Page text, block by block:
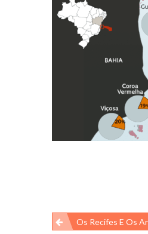
Navegação
Os Recifes E Os